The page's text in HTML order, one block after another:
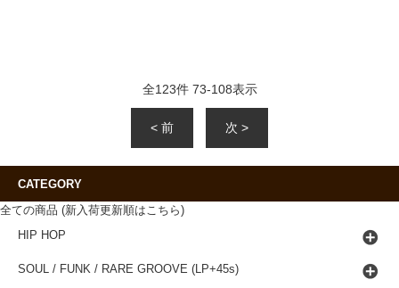
全123件 73-108表示
< 前 次 >
CATEGORY
全ての商品 (新入荷更新順はこちら)
HIP HOP
SOUL / FUNK / RARE GROOVE (LP+45s)